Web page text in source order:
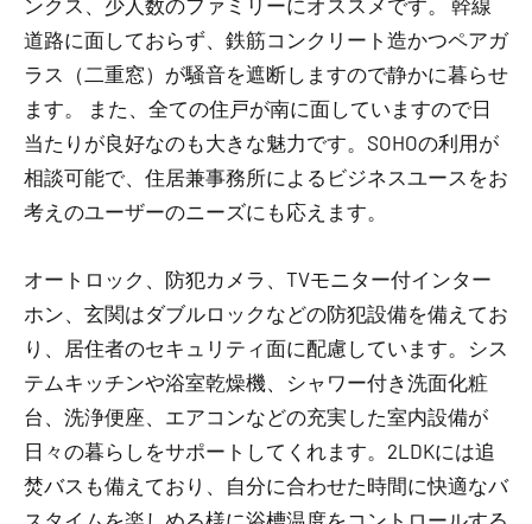
ンクス、少人数のファミリーにオススメです。 幹線
道路に面しておらず、鉄筋コンクリート造かつペアガ
ラス（二重窓）が騒音を遮断しますので静かに暮らせ
ます。 また、全ての住戸が南に面していますので日
当たりが良好なのも大きな魅力です。SOHOの利用が
相談可能で、住居兼事務所によるビジネスユースをお
考えのユーザーのニーズにも応えます。
オートロック、防犯カメラ、TVモニター付インター
ホン、玄関はダブルロックなどの防犯設備を備えてお
り、居住者のセキュリティ面に配慮しています。シス
テムキッチンや浴室乾燥機、シャワー付き洗面化粧
台、洗浄便座、エアコンなどの充実した室内設備が
日々の暮らしをサポートしてくれます。2LDKには追
焚バスも備えており、自分に合わせた時間に快適なバ
スタイムを楽しめる様に浴槽温度をコントロールする